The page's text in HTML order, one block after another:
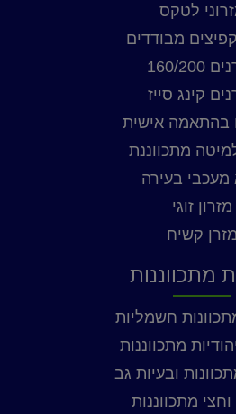
לטקס
מבודדים
200
קינג סייז
בהתאמה אישית
מתכווננת
מעכבי בעירה
מזרון זוגי
מזרן קשיח
מתכווננות
חשמליות
מתכווננות
ובעיות גב
מתכווננות